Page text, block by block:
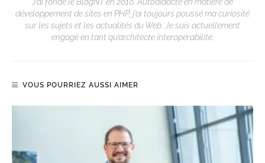
développement de sites en PHP, j’ai toujours poussé ma curiosité
sur les sujets et les actualités du Web. Je suis actuellement
engagé en tant qu’architecte interopérabilité.
VOUS POURRIEZ AUSSI AIMER